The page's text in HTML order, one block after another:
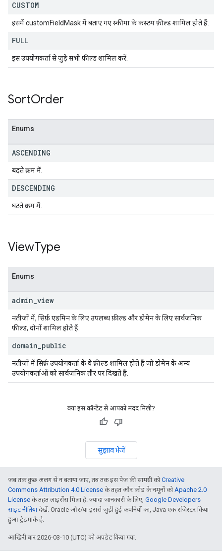
CUSTOM
इसमें customFieldMask में बताए गए स्कीमा के कस्टम फ़ील्ड शामिल होते हैं.
FULL
इस उपयोगकर्ता से जुड़े सभी फ़ील्ड शामिल करें.
SortOrder
Enums
ASCENDING
बढ़ते क्रम में.
DESCENDING
घटते क्रम में.
ViewType
Enums
admin view
नतीजों में, सिर्फ़ एडमिन के लिए उपलब्ध फ़ील्ड और डोमेन के लिए सार्वजनिक
फ़ील्ड, दोनों शामिल होते हैं.
domain public
नतीजों में सिर्फ़ उपयोगकर्ता के वे फ़ील्ड शामिल होते हैं जो डोमेन के अन्य
उपयोगकर्ताओं को सार्वजनिक तौर पर दिखते हैं.
क्या इस कॉन्टेंट से आपको मदद मिली?
सुझाव भेजें
जब तक कुछ अलग से न बताया जाए, तब तक इस पेज की सामग्री कोCreative
Commons Attribution 4.0 License के तहत और कोड के नमूनों कोApache 2.0
License के तहत लाइसेंस मिला है. ज़्यादा जानकारी के लिए, Google Developers
साइट नीतियांदेखें. Oracle और/या इससे जुड़ी हुई कंपनियों का, Java एक रजिस्टर किया
हुआ ट्रेडमार्क है.
आखिरी बार 2026-03-10 (UTC) को अपडेट किया गया.